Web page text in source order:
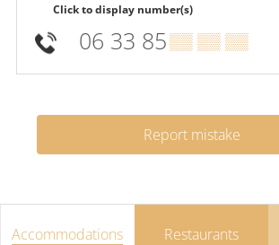
Click to display number(s)
06 33 85▒▒ ▒▒ ▒▒
Report mistake
Accommodations Restaurants